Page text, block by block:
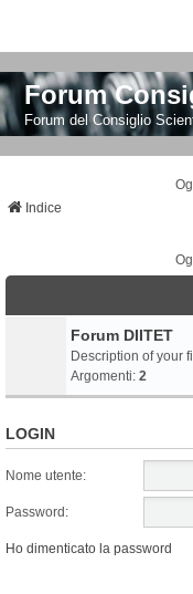
Forum
Forum del Consiglio
Indice
Forum DIITET
Description of your
Argomenti: 2
LOGIN
Nome utente:
Password:
Ho dimenticato la password